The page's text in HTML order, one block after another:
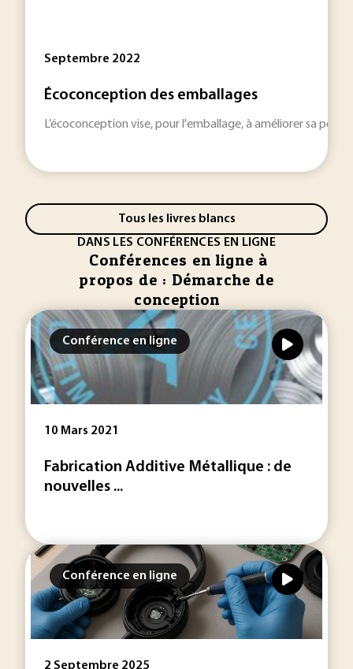
Septembre 2022
Écoconception des emballages
L’écoconception vise, pour l'emballage, à améliorer sa
Tous les livres blancs
DANS LES CONFÉRENCES EN LIGNE
Conférences en ligne à
propos de : Démarche de
conception
Conférence en ligne
10 Mars 2021
Fabrication Additive Métallique : de
nouvelles ...
Conférence en ligne
2 Septembre 2025